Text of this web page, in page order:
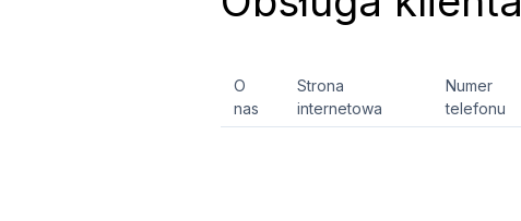
O
nas
Strona
internetowa
Numer
telefonu